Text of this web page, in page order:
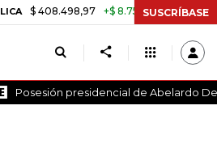
$ 408.498,97 +$ 8.753,81 +2,19%
SUSCRÍBASE
Posesión presidencial de Abelardo